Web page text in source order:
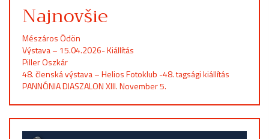
Najnovšie
Mészáros Ödön
Výstava – 15.04.2026- Kiállítás
Piller Oszkár
48. členská výstava – Helios Fotoklub -48. tagsági kiállítás
PANNÓNIA DIASZALON XIII. November 5.